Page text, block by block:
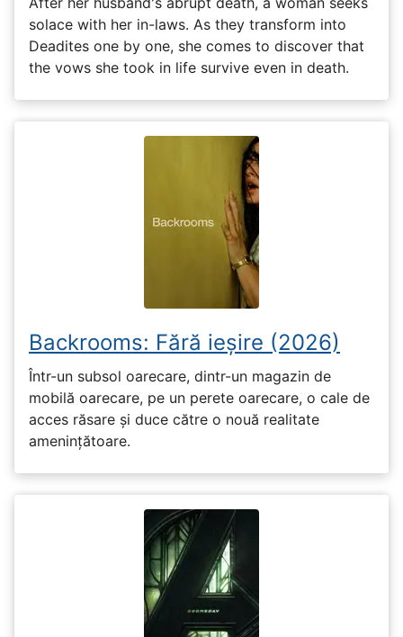
solace with her in-laws. As they transform into
Deadites one by one, she comes to discover that
the vows she took in life survive even in death.
Backrooms: Fără ieșire (2026)
Într-un subsol oarecare, dintr-un magazin de
mobilă oarecare, pe un perete oarecare, o cale de
acces răsare și duce către o nouă realitate
amenințătoare.